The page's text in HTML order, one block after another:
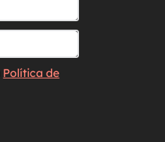
Política de